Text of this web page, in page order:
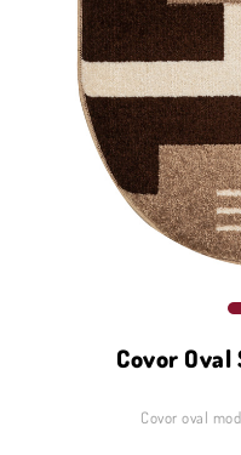
Covor Oval
Covor oval